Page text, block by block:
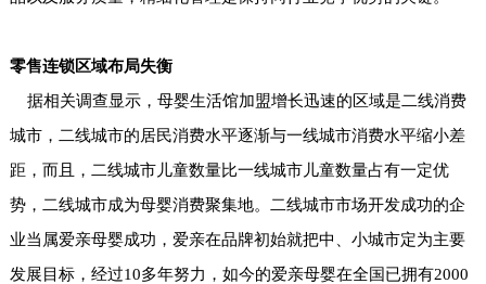
零售连锁区域布局失衡
据相关调查显示，母婴生活馆加盟增长迅速的区域是二线消费
城市，二线城市的居民消费水平逐渐与一线城市消费水平缩小差
距，而且，二线城市儿童数量比一线城市儿童数量占有一定优
势，二线城市成为母婴消费聚集地。二线城市市场开发成功的企
业当属爱亲母婴成功，爱亲在品牌初始就把中、小城市定为主要
发展目标，经过10多年努力，如今的爱亲母婴在全国已拥有2000